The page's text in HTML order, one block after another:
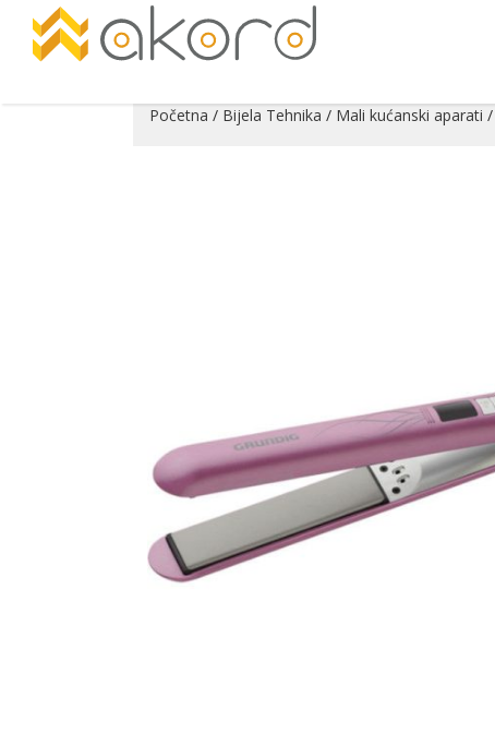
Pogledajte
Početna / Bijela Tehnika / Mali kućanski aparati /